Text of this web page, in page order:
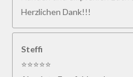
Herzlichen Dank!!!
Steffi
⭐⭐⭐⭐⭐